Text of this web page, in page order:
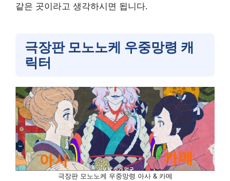
같은 곳이라고 생각하시면 됩니다.
극장판 모노노케 우중망령 캐
릭터
극장판 모노노케 우중망령 아사 & 카메